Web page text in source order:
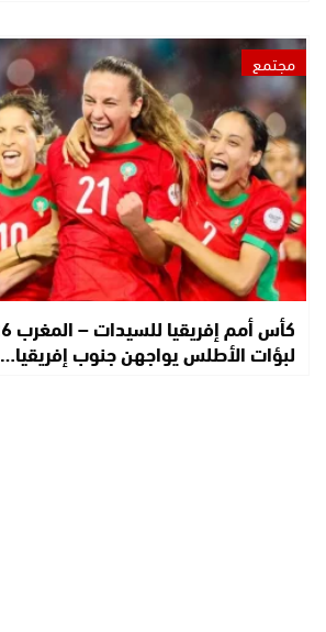
مجتمع
لبؤات الأطلس يواجهن جنوب إفريقيا…